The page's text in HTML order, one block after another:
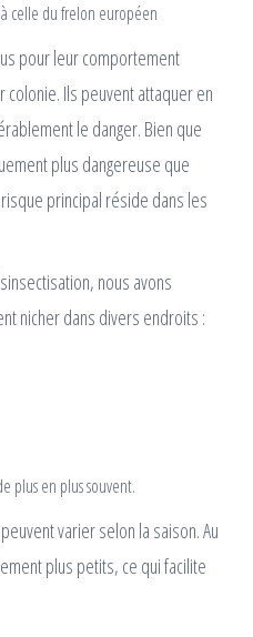
celle du frelon européen
pour leur comportement
Ils peuvent attaquer en
le danger. Bien que
plus dangereuse que
principal réside dans les
nous avons
nicher dans divers endroits :
plus en plus souvent.
varier selon la saison. Au
plus petits, ce qui facilite